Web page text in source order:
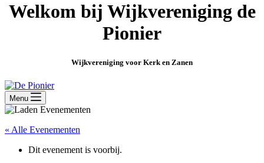
Welkom bij Wijkvereniging de
Pionier
Wijkvereniging voor Kerk en Zanen
Menu
« Alle Evenementen
Dit evenement is voorbij.